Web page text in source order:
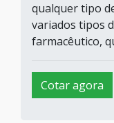
qualquer tipo
variados tipos
farmacêutico,
Cotar agora